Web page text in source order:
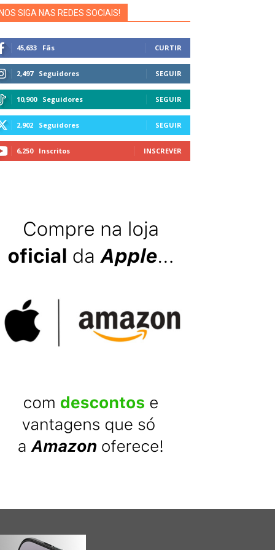
NOS SIGA NAS REDES SOCIAIS!
45,633 Fãs CURTIR
2,497 Seguidores SEGUIR
10,900 Seguidores SEGUIR
2,902 Seguidores SEGUIR
6,250 Inscritos INSCREVER